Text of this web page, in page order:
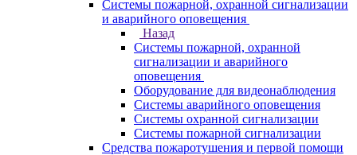
Системы пожарной, охранной сигнализации
и аварийного оповещения
Назад
Системы пожарной, охранной
сигнализации и аварийного
оповещения
Оборудование для видеонаблюдения
Системы аварийного оповещения
Системы охранной сигнализации
Системы пожарной сигнализации
Средства пожаротушения и первой помощи